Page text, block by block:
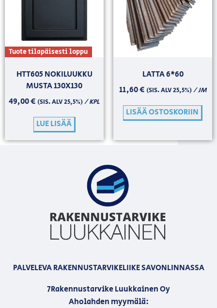
Tuote tilapäisesti loppu
HTT605 NOKILUUKKU
MUSTA 130X130
49,00€ (SIS. ALV 25,5%)/ KPL
LUE LISÄÄ
LATTA 6*60
11,60€ (SIS. ALV 25,5%)/ JM
LISÄÄ OSTOSKORIIN
PALVELEVA RAKENNUSTARVIKELIIKE SAVONLINNASSA
7Rakennustarvike Luukkainen Oy
Aholahden myymälä: